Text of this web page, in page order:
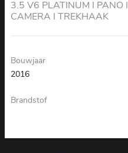
3.5 V6 PLATINUM I PANO I
CAMERA I TREKHAAK
Bouwjaar
2016
Brandstof